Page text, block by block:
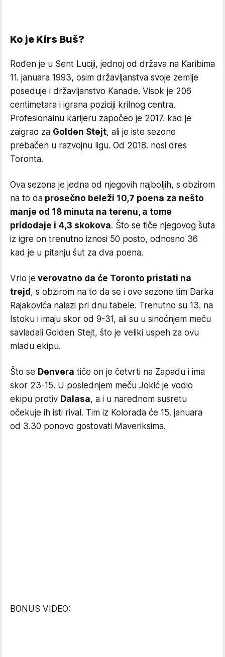
Ko je Kirs Buš?
Rođen je u Sent Luciji, jednoj od država na Karibima
11. januara 1993, osim državljanstva svoje zemlje
poseduje i državljanstvo Kanade. Visok je 206
centimetara i igrana poziciji krilnog centra.
Profesionalnu karijeru započeo je 2017. kad je
zaigrao za Golden Stejt, ali je iste sezone
prebačen u razvojnu ligu. Od 2018. nosi dres
Toronta.
Ova sezona je jedna od njegovih najboljih, s obzirom
na to da prosečno beleži 10,7 poena za nešto
manje od 18 minuta na terenu, a tome
pridodaje i 4,3 skokova. Što se tiče njegovog šuta
iz igre on trenutno iznosi 50 posto, odnosno 36
kad je u pitanju šut za dva poena.
Vrlo je verovatno da će Toronto pristati na
trejd, s obzirom na to da se i ove sezone tim Darka
Rajakovića nalazi pri dnu tabele. Trenutno su 13. na
Istoku i imaju skor od 9-31, ali su u sinoćnjem meču
savladali Golden Stejt, što je veliki uspeh za ovu
mladu ekipu.
Što se Denvera tiče on je četvrti na Zapadu i ima
skor 23-15. U poslednjem meču Jokić je vodio
ekipu protiv Dalasa, a i u narednom susretu
očekuje ih isti rival. Tim iz Kolorada će 15. januara
od 3.30 ponovo gostovati Maveriksima.
BONUS VIDEO: